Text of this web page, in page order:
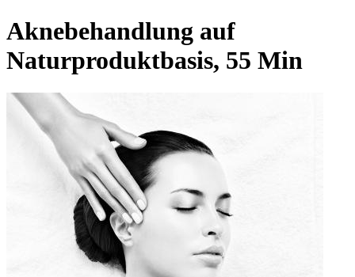
Aknebehandlung auf
Naturproduktbasis, 55 Min